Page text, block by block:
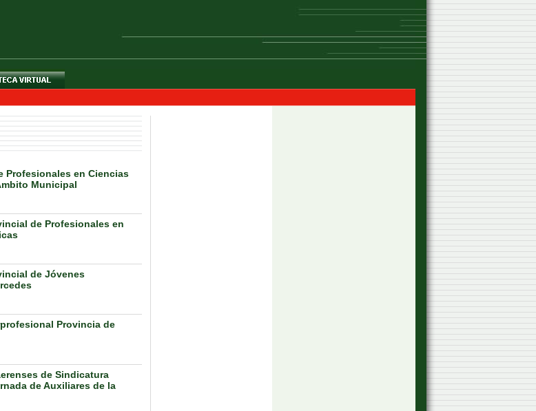
Profesionales en Ciencias
Municipal
de Profesionales en
de Jóvenes
Provincia de
de Sindicatura
de Auxiliares de la